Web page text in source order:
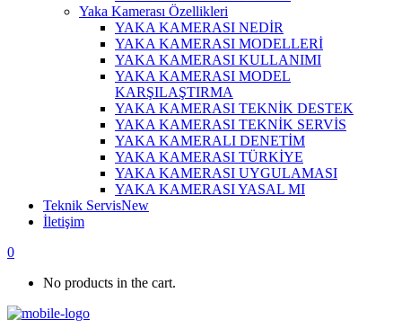
Yaka Kamerası Özellikleri
YAKA KAMERASI NEDİR
YAKA KAMERASI MODELLERİ
YAKA KAMERASI KULLANIMI
YAKA KAMERASI MODEL
KARŞILAŞTIRMA
YAKA KAMERASI TEKNİK DESTEK
YAKA KAMERASI TEKNİK SERVİS
YAKA KAMERALI DENETİM
YAKA KAMERASI TÜRKİYE
YAKA KAMERASI UYGULAMASI
YAKA KAMERASI YASAL MI
Teknik ServisNew
İletişim
0
No products in the cart.